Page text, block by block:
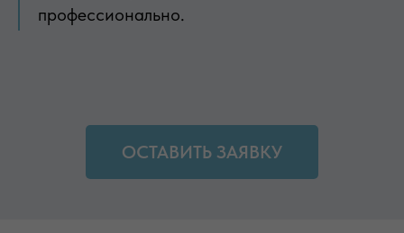
профессионально.
ОСТАВИТЬ ЗАЯВКУ